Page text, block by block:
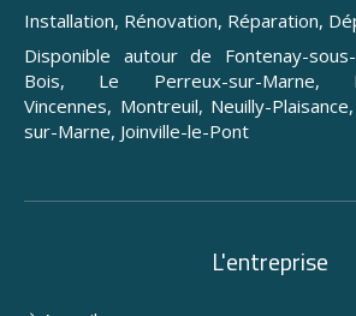
Installation, Rénovation, Réparation,
Disponible autour de Fontenay-
Bois, Le Perreux-sur-Marne,
Vincennes, Montreuil, Neuilly-
sur-Marne, Joinville-le-Pont
L'entreprise